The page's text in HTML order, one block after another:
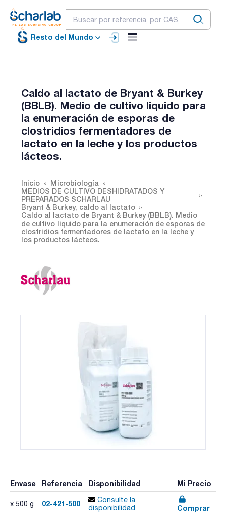
Resto del Mundo
Caldo al lactato de Bryant & Burkey
(BBLB). Medio de cultivo liquido para
la enumeración de esporas de
clostridios fermentadores de
lactato en la leche y los productos
lácteos.
Inicio
Microbiología
MEDIOS DE CULTIVO DESHIDRATADOS Y
PREPARADOS SCHARLAU
Bryant & Burkey, caldo al lactato
Caldo al lactato de Bryant & Burkey (BBLB). Medio
de cultivo liquido para la enumeración de esporas de
clostridios fermentadores de lactato en la leche y
los productos lácteos.
Envase Referencia Disponibilidad Mi Precio
x 500 g 02-421-500
Consulte la
disponibilidad
Comprar